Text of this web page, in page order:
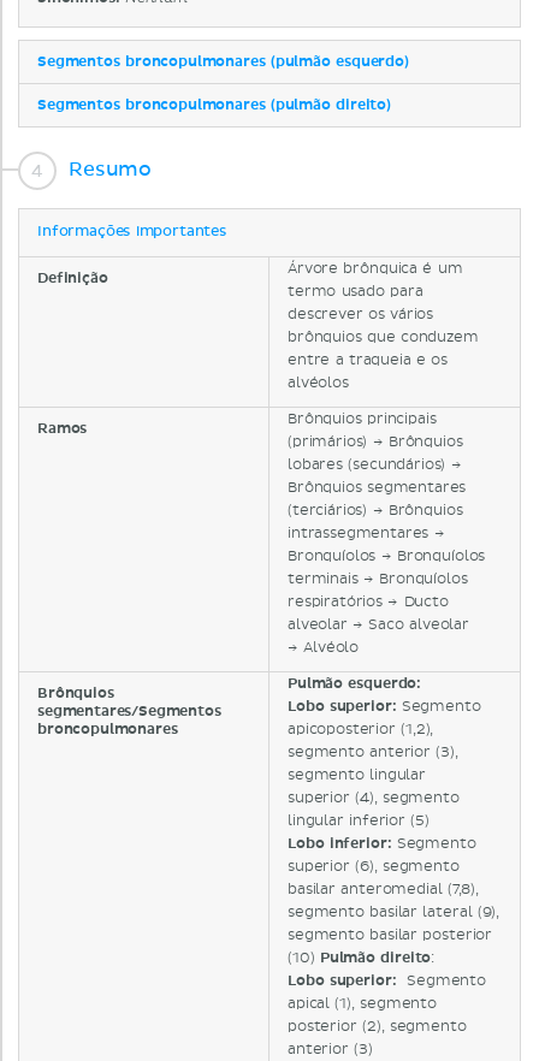
Segmentos broncopulmonares (pulmão esquerdo)
Segmentos broncopulmonares (pulmão direito)
Resumo
Informações importantes
Definição
Árvore brônquica é um
termo usado para
descrever os vários
brônquios que conduzem
entre a traqueia e os
alvéolos
Ramos
Brônquios principais
(primários) → Brônquios
lobares (secundários) →
Brônquios segmentares
(terciários) → Brônquios
intrassegmentares →
Bronquíolos → Bronquíolos
terminais → Bronquíolos
respiratórios → Ducto
alveolar → Saco alveolar
→ Alvéolo
Brônquios
segmentares/Segmentos
broncopulmonares
Pulmão esquerdo:
Lobo superior: Segmento
apicoposterior (1,2),
segmento anterior (3),
segmento lingular
superior (4), segmento
lingular inferior (5)
Lobo inferior: Segmento
superior (6), segmento
basilar anteromedial (7,8),
segmento basilar lateral (9),
segmento basilar posterior
(10) Pulmão direito:
Lobo superior: Segmento
apical (1), segmento
posterior (2), segmento
anterior (3)